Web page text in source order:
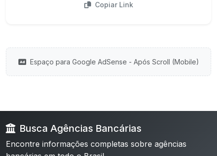
Copiar Link
Espaço para Google AdSense - Após Scroll (Mobile)
Busca Agências Bancárias
Encontre informações completas sobre agências